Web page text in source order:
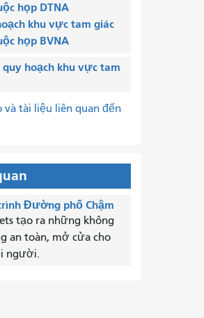
họp DTNA
khu vực tam giác
họp BVNA
hoạch khu vực tam
và tài liệu liên quan đến
Đường phố Chậm
tạo ra những không
an toàn, mở cửa cho
người.